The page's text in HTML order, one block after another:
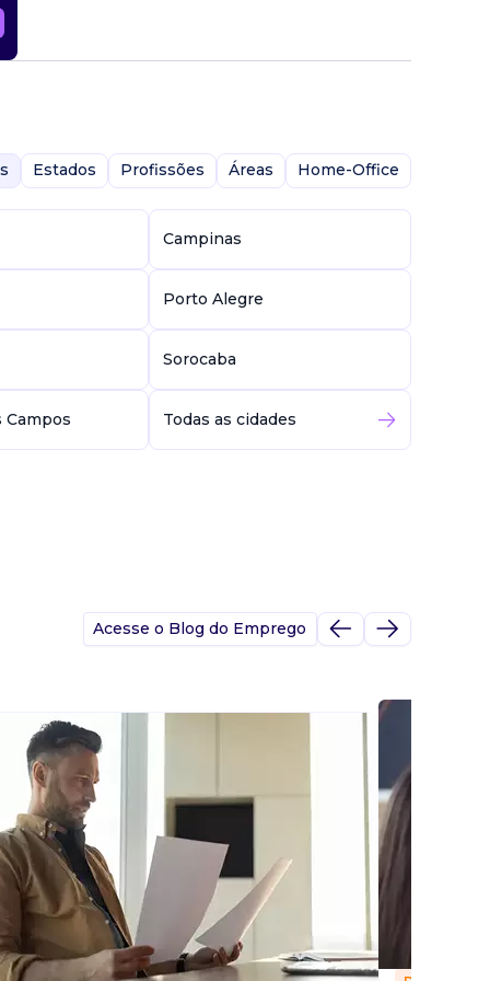
Estados Profissões Áreas Home-Office
Campinas
Porto Alegre
Sorocaba
Campos Todas as cidades
Acesse o Blog do Emprego